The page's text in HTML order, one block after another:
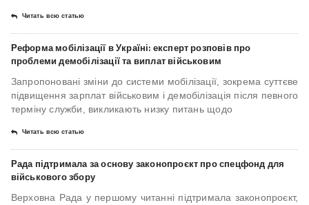
Читать всю статью
Реформа мобілізації в Україні: експерт розповів про
проблеми демобілізації та виплат військовим
Запропоновані зміни до системи мобілізації, зокрема суттєве
підвищення зарплат військовим і демобілізація після певного
терміну служби, викликають низку питань щодо
Читать всю статью
Рада підтримала за основу законопроєкт про спецфонд для
військового збору
Верховна Рада у першому читанні підтримала законопроєкт,